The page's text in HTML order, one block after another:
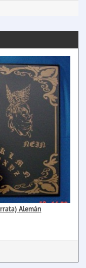
Alemán